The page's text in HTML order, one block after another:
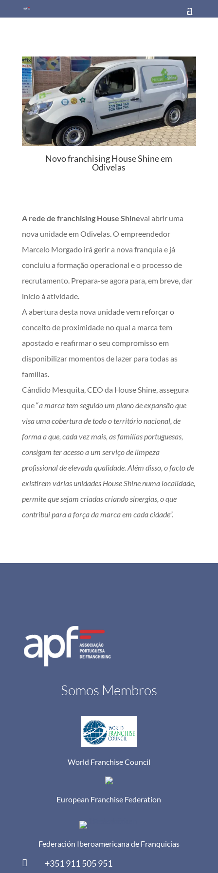
Novo franchising House Shine em
Odivelas
A rede de franchising House Shinevai abrir uma
nova unidade em Odivelas. O empreendedor
Marcelo Morgado irá gerir a nova franquia e já
concluiu a formação operacional e o processo de
recrutamento. Prepara-se agora para, em breve, dar
início à atividade.
A abertura desta nova unidade vem reforçar o
conceito de proximidade no qual a marca tem
apostado e reafirmar o seu compromisso em
disponibilizar momentos de lazer para todas as
famílias.
Cândido Mesquita, CEO da House Shine, assegura
que “a marca tem seguido um plano de expansão que
visa uma cobertura de todo o território nacional, de
forma a que, cada vez mais, as famílias portuguesas,
consigam ter acesso a um serviço de limpeza
profissional de elevada qualidade. Além disso, o facto de
existirem várias unidades House Shine numa localidade,
permite que sejam criadas criando sinergias, o que
contribui para a força da marca em cada cidade”.
Somos Membros
World Franchise Council
European Franchise Federation
Federación Iberoamericana de Franquicias
 +351 911 505 951